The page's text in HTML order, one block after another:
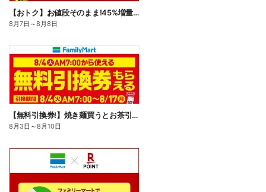
【おトク】お値段そのまま!45%増量作戦!
8月7日 ～8月8日
【無料引換券!】焼き麺買うとお茶引換券貰える!
8月3日 ～8月10日